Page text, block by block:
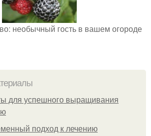
необычный гость в вашем огороде
для успешного выращивания
подход к лечению